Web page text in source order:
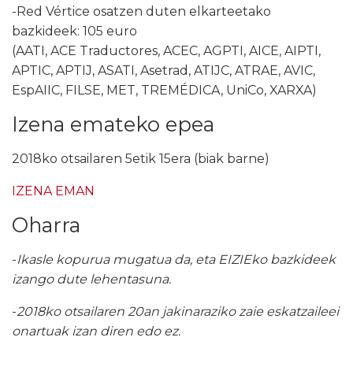
-Red Vértice osatzen duten elkarteetako
bazkideek: 105 euro
(AATI, ACE Traductores, ACEC, AGPTI, AICE, AIPTI,
APTIC, APTIJ, ASATI, Asetrad, ATIJC, ATRAE, AVIC,
EspAIIC, FILSE, MET, TREMÉDICA, UniCo, XARXA)
Izena emateko epea
2018ko otsailaren 5etik 15era (biak barne)
IZENA EMAN
Oharra
-Ikasle kopurua mugatua da, eta EIZIEko bazkideek
izango dute lehentasuna.
-2018ko otsailaren 20an jakinaraziko zaie eskatzaileei
onartuak izan diren edo ez.